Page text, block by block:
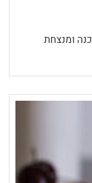
ומנצחת